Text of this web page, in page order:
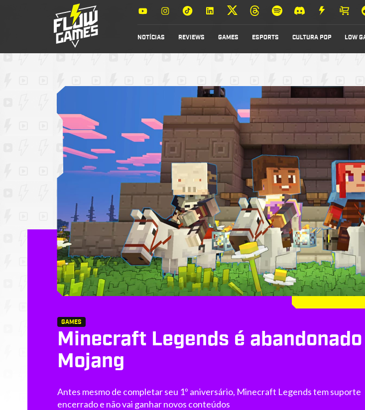
NOTÍCIAS REVIEWS GAMES ESPORTS CULTURA POP LOW
GAMES
Minecraft Legends é
Mojang
Antes mesmo de completar seu 1º aniversário, Minecraft Legends tem suporte
encerrado e não vai ganhar novos conteúdos